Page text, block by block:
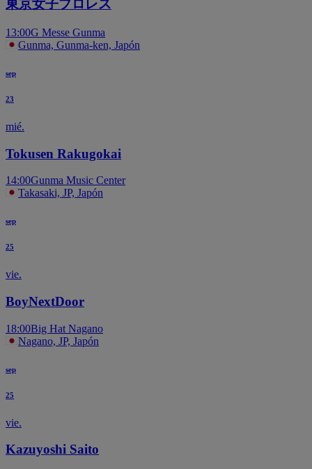
東京女子プロレス
13:00G Messe Gunma
Gunma, Gunma-ken, Japón
sep
23
mié.
Tokusen Rakugokai
14:00Gunma Music Center
Takasaki, JP, Japón
sep
25
vie.
BoyNextDoor
18:00Big Hat Nagano
Nagano, JP, Japón
sep
25
vie.
Kazuyoshi Saito